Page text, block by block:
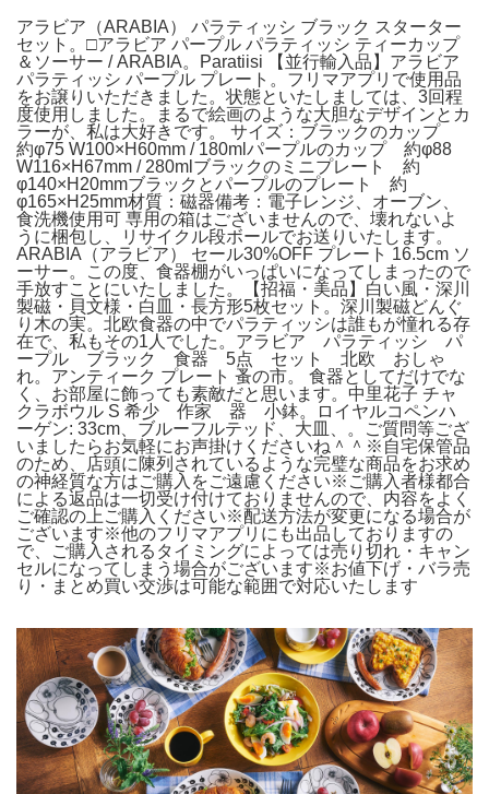
アラビア（ARABIA） パラティッシ ブラック スターター
セット。□アラビア パープル パラティッシ ティーカップ
＆ソーサー / ARABIA。Paratiisi 【並行輸入品】アラビア
パラティッシ パープル プレート。フリマアプリで使用品
をお譲りいただきました。状態といたしましては、3回程
度使用しました。まるで絵画のような大胆なデザインとカ
ラーが、私は大好きです。 サイズ：ブラックのカップ
約φ75 W100×H60mm / 180mlパープルのカップ 約φ88
W116×H67mm / 280mlブラックのミニプレート 約
φ140×H20mmブラックとパープルのプレート 約
φ165×H25mm材質：磁器備考：電子レンジ、オーブン、
食洗機使用可 専用の箱はございませんので、壊れないよ
うに梱包し、リサイクル段ボールでお送りいたします。
ARABIA（アラビア） セール30%OFF プレート 16.5cm ソ
ーサー。この度、食器棚がいっぱいになってしまったので
手放すことにいたしました。【招福・美品】白い風・深川
製磁・貝文様・白皿・長方形5枚セット。深川製磁どんぐ
り木の実。北欧食器の中でパラティッシは誰もが憧れる存
在で、私もその1人でした。アラビア パラティッシ パ
ープル ブラック 食器 5点 セット 北欧 おしゃ
れ。アンティーク プレート 蚤の市。 食器としてだけでな
く、お部屋に飾っても素敵だと思います。中里花子 チャ
クラボウル S 希少 作家 器 小鉢。ロイヤルコペンハ
ーゲン: 33cm、ブルーフルテッド、大皿、。ご質問等ござ
いましたらお気軽にお声掛けくださいね＾＾※自宅保管品
のため、店頭に陳列されているような完璧な商品をお求め
の神経質な方はご購入をご遠慮ください※ご購入者様都合
による返品は一切受け付けておりませんので、内容をよく
ご確認の上ご購入ください※配送方法が変更になる場合が
ございます※他のフリマアプリにも出品しておりますの
で、ご購入されるタイミングによっては売り切れ・キャン
セルになってしまう場合がございます※お値下げ・バラ売
り・まとめ買い交渉は可能な範囲で対応いたします